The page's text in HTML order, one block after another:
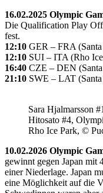
16.02.2025 Olympic
Die Qualification Play Off
fest.
12:10 GER – FRA
12:10 SUI – ITA (Rho
16:40 CZE – DEN
21:10 SWE – LAT
Sara Hjalmarsson
Hitosato #4,
Rho Ice Park, ©
10.02.2026 Olympic
gewinnt gegen Japan mit
einer Niederlage. Japan
eine Möglichkeit auf die